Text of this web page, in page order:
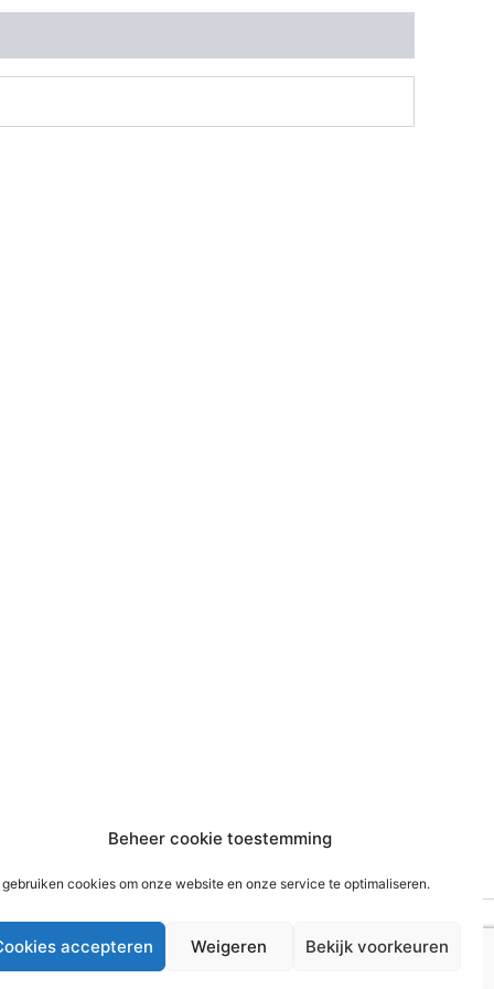
Beheer cookie toestemming
gebruiken cookies om onze website en onze service te optimaliseren.
accepteren Weigeren Bekijk voorkeuren
thema